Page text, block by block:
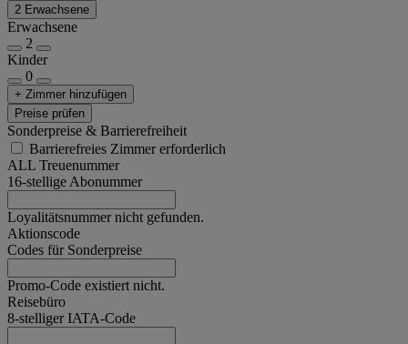
2 Erwachsene
Erwachsene
2
Kinder
0
+ Zimmer hinzufügen
Preise prüfen
Sonderpreise & Barrierefreiheit
Barrierefreies Zimmer erforderlich
ALL Treuenummer
16-stellige Abonummer
Loyalitätsnummer nicht gefunden.
Aktionscode
Codes für Sonderpreise
Promo-Code existiert nicht.
Reisebüro
8-stelliger IATA-Code